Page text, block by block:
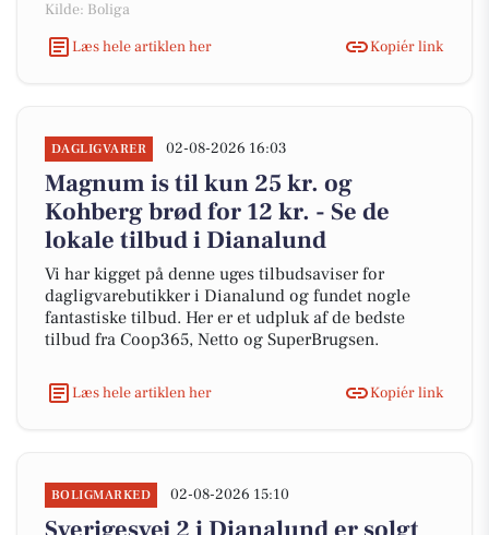
Kilde: Boliga
Læs hele artiklen her
Kopiér link
DAGLIGVARER 02-08-2026 16:03
Magnum is til kun 25 kr. og
Kohberg brød for 12 kr. - Se de
lokale tilbud i Dianalund
Vi har kigget på denne uges tilbudsaviser for
dagligvarebutikker i Dianalund og fundet nogle
fantastiske tilbud. Her er et udpluk af de bedste
tilbud fra Coop365, Netto og SuperBrugsen.
Læs hele artiklen her Kopiér link
BOLIGMARKED 02-08-2026 15:10